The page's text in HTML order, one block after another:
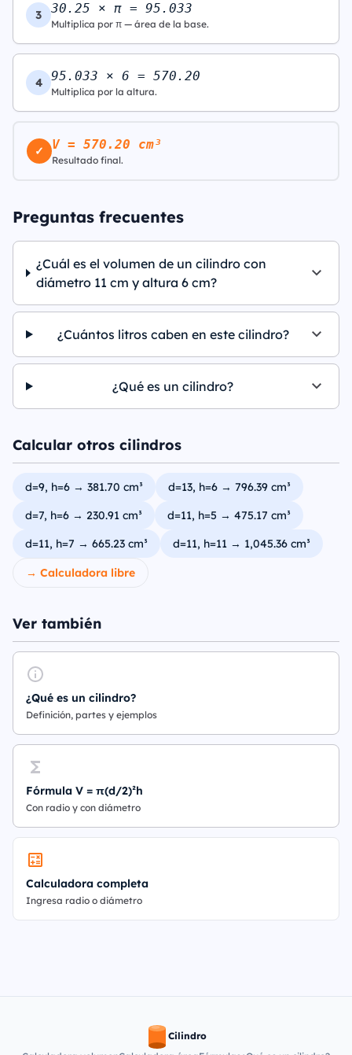
3 30.25 × π = 95.033
Multiplica por π — área de la base.
4 95.033 × 6 = 570.20
Multiplica por la altura.
✓ V = 570.20 cm³
Resultado final.
Preguntas frecuentes
¿Cuál es el volumen de un cilindro con
diámetro 11 cm y altura 6 cm?
¿Cuántos litros caben en este cilindro?
¿Qué es un cilindro?
Calcular otros cilindros
d=9, h=6 → 381.70 cm³
d=13, h=6 → 796.39 cm³
d=7, h=6 → 230.91 cm³
d=11, h=5 → 475.17 cm³
d=11, h=7 → 665.23 cm³
d=11, h=11 → 1,045.36 cm³
→ Calculadora libre
Ver también
¿Qué es un cilindro?
Definición, partes y ejemplos
Fórmula V = π(d/2)²h
Con radio y con diámetro
Calculadora completa
Ingresa radio o diámetro
Cilindro